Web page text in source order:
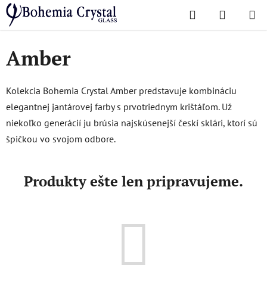
Prejsť
na
obsah
Hľadať
KOŠÍK
Domov
/ Obľúbené kolekcie / Amber
Amber
Kolekcia Bohemia Crystal Amber predstavuje kombináciu
elegantnej jantárovej farby s prvotriednym krištáľom. Už
niekoľko generácií ju brúsia najskúsenejší českí sklári, ktorí sú
špičkou vo svojom odbore.
Produkty ešte len pripravujeme.